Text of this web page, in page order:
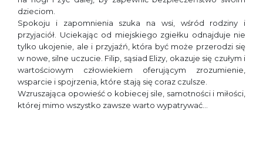
dzieciom.
Spokoju i zapomnienia szuka na wsi, wśród rodziny i
przyjaciół. Uciekając od miejskiego zgiełku odnajduje nie
tylko ukojenie, ale i przyjaźń, która być może przerodzi się
w nowe, silne uczucie. Filip, sąsiad Elizy, okazuje się czułym i
wartościowym człowiekiem oferującym zrozumienie,
wsparcie i spojrzenia, które stają się coraz czulsze.
Wzruszająca opowieść o kobiecej sile, samotności i miłości,
której mimo wszystko zawsze warto wypatrywać…